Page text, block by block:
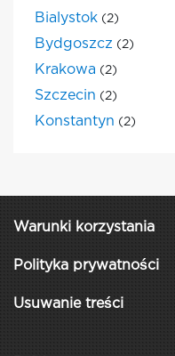
Bialystok (2)
Bydgoszcz (2)
Krakowa (2)
Szczecin (2)
Konstantyn (2)
Warunki korzystania
Polityka prywatności
Usuwanie treści